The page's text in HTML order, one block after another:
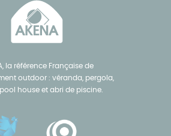
la référence Française de
outdoor : véranda, pergola,
house et abri de piscine.